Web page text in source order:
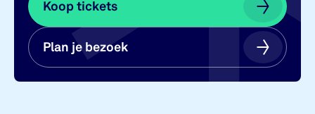
Koop tickets
Koop tickets
Plan je bezoek
Plan je bezoek